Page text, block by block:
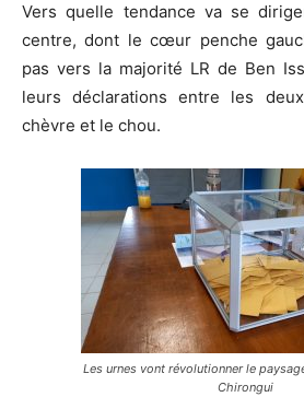
Vers quelle tendance va se
centre, dont le cœur penche
pas vers la majorité LR de Ben
leurs déclarations entre les
chèvre et le chou.
Les urnes vont révolutionner le
Chirongui